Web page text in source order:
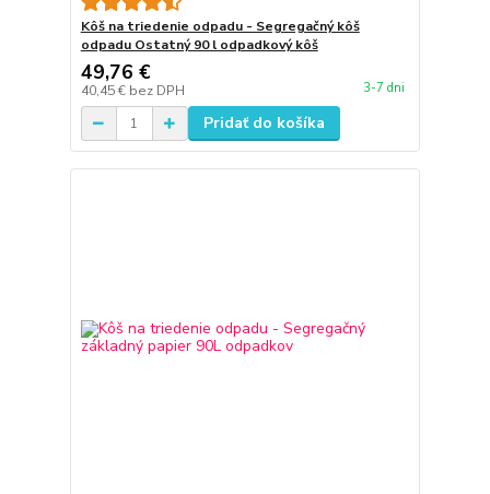
Kôš na triedenie odpadu - Segregačný kôš
odpadu Ostatný 90 l odpadkový kôš
49,76 €
40,45 € bez DPH 3-7 dni
Pridať do košíka